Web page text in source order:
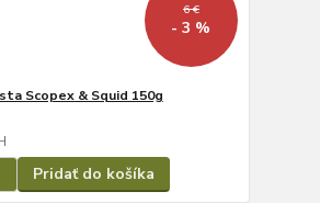
6 €
- 3 %
Scopex & Squid 150g
Pridať do košíka